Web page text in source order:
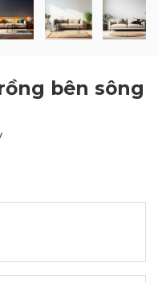
bên sông